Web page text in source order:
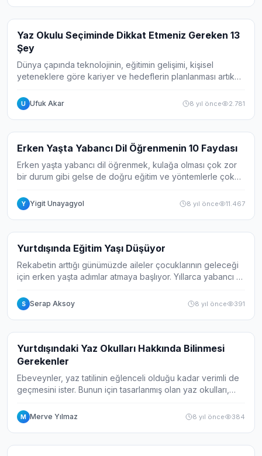
Makale
Yaz Okulu Seçiminde Dikkat Etmeniz Gereken 13
Şey
Dünya çapında teknolojinin, eğitimin gelişimi, kişisel
yeteneklere göre kariyer ve hedeflerin planlanması artık
bulundurulan bir kriter. Öğrencile...
U Ufuk Akar 8 yıl önce 2.781
Makale
Erken Yaşta Yabancı Dil Öğrenmenin 10 Faydası
Erken yaşta yabancı dil öğrenmek, kulağa olması çok zor
bir durum gibi gelse de doğru eğitim ve yöntemlerle çok
bir rol oynayan bu avantajları...
Y Yigit Unayagyol 8 yıl önce 11.467
Haber
Yurtdışında Eğitim Yaşı Düşüyor
Rekabetin arttığı günümüzde aileler çocuklarının geleceği
için erken yaşta adımlar atmaya başlıyor. Yıllarca yabancı dil
yaşamaması için alternatifler a...
S Serap Aksoy 8 yıl önce 391
Haber
Yurtdışındaki Yaz Okulları Hakkında Bilinmesi
Gerekenler
Ebeveynler, yaz tatilinin eğlenceli olduğu kadar verimli de
geçmesini ister. Bunun için tasarlanmış olan yaz okulları,
yurtdışındaki yaz ok...
M Merve Yılmaz 8 yıl önce 384